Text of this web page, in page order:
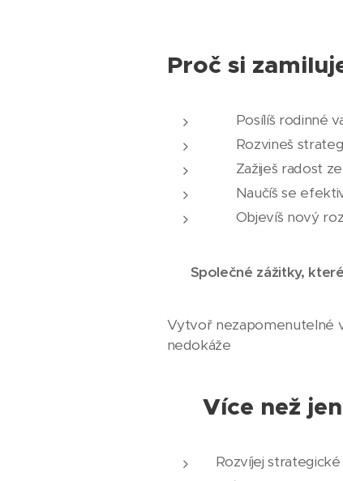
Proč si
🤝 Posílíš rodinné
🧠 Rozvineš
😊 Zažiješ radost
🎯 Naučíš se
🎮 Objevíš nový
Společné zážitky,
Vytvoř nezapomenutelné
nedokáže
Více než
Rozvíjej